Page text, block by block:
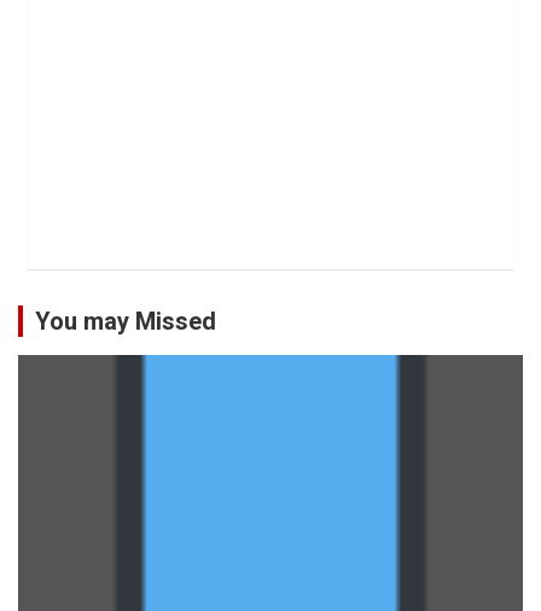
You may Missed